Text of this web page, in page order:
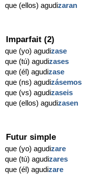
que (ellos) agudizaran
Imparfait (2)
que (yo) agudizase
que (tú) agudizases
que (él) agudizase
que (ns) agudizásemos
que (vs) agudizaseis
que (ellos) agudizasen
Futur simple
que (yo) agudizare
que (tú) agudizares
que (él) agudizare